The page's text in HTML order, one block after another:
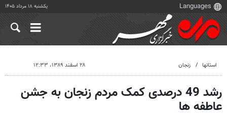
یکشنبه ۱۸ مرداد ۱۴۰۵
استانها زنجان ۲۸ اسفند ۱۳۸۹، ۱۲:۳۳
رشد 49 درصدی کمک مردم زنجان به جشن
عاطفه ها